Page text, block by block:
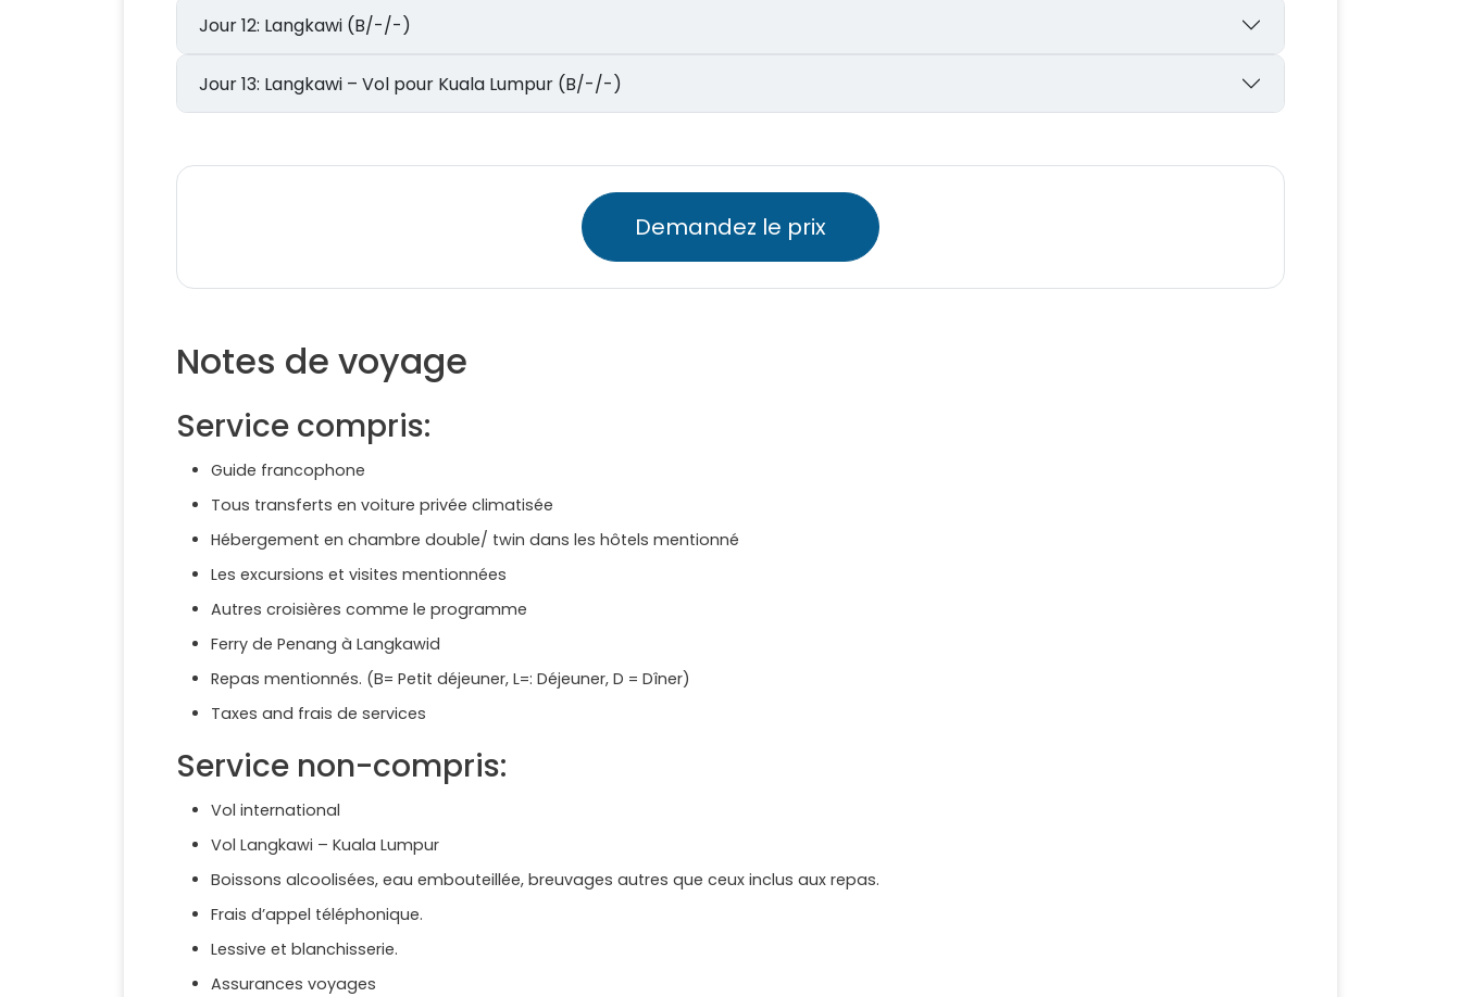
Jour 12: Langkawi (B/-/-)
Jour 13: Langkawi – Vol pour Kuala Lumpur (B/-/-)
Demandez le prix
Notes de voyage
Service compris:
Guide francophone
Tous transferts en voiture privée climatisée
Hébergement en chambre double/ twin dans les hôtels mentionné
Les excursions et visites mentionnées
Autres croisières comme le programme
Ferry de Penang à Langkawid
Repas mentionnés. (B= Petit déjeuner, L=: Déjeuner, D = Dîner)
Taxes and frais de services
Service non-compris:
Vol international
Vol Langkawi – Kuala Lumpur
Boissons alcoolisées, eau embouteillée, breuvages autres que ceux inclus aux repas.
Frais d’appel téléphonique.
Lessive et blanchisserie.
Assurances voyages